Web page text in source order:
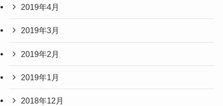
2019年4月
2019年3月
2019年2月
2019年1月
2018年12月